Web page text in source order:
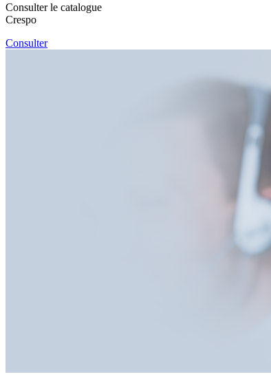
Consulter le catalogue
Crespo
Consulter